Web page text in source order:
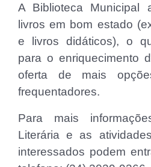
A Biblioteca Municipal
livros em bom estado
e livros didáticos), o
para o enriquecimento
oferta de mais
frequentadores.
Para mais
Literária e as
interessados podem